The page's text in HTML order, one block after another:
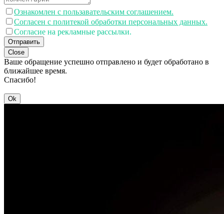
Ознакомлен с пользавательским соглашением.
Согласен с политекой обработки персональных данных.
Согласие на рекламные рассылки.
Отправить
Close
Ваше обращение успешно отправлено и будет обработано в
ближайшее время.
Спасибо!
Ok